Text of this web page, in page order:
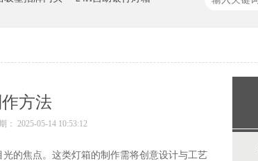
方法
： 2025-05-14 10:53:12
的焦点。这类灯箱的制作需将创意设计与工艺